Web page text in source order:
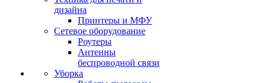
дизайна
Принтеры и МФУ
Сетевое оборудование
Роутеры
Антенны
беспроводной связи
Уборка